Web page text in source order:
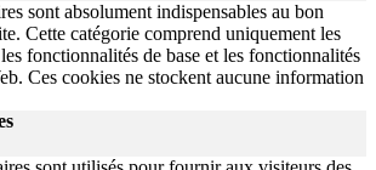
sont absolument indispensables au bon
Cette catégorie comprend uniquement les
fonctionnalités de base et les fonctionnalités
Ces cookies ne stockent aucune information